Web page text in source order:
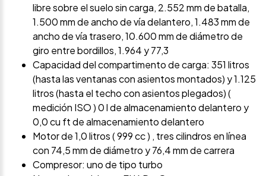
libre sobre el suelo sin carga, 2.552 mm de batalla,
1.500 mm de ancho de vía delantero, 1.483 mm de
ancho de vía trasero, 10.600 mm de diámetro de
giro entre bordillos, 1.964 y 77,3
Capacidad del compartimento de carga: 351 litros
(hasta las ventanas con asientos montados) y 1.125
litros (hasta el techo con asientos plegados) (
medición ISO ) 0 l de almacenamiento delantero y
0,0 cu ft de almacenamiento delantero
Motor de 1,0 litros ( 999 cc ) , tres cilindros en línea
con 74,5 mm de diámetro y 76,4 mm de carrera
Compresor: uno de tipo turbo